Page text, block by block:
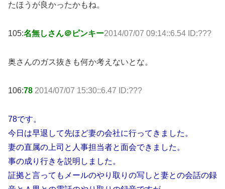
たほうが良かったかもね。
105:名無しさん＠ピンキー2014/07/07 09:14::6.54 ID:???
奥さんのガス抜きも何か考えないとな。
106:78 2014/07/07 15:30::6.47 ID:???
78です。
今日は早退して先ほど妻の会社に行ってきました。
妻の直属の上司と人事担当者と面会できました。
事の成り行きを説明しました。
証拠と言ってもメールのやり取りの写しと妻との会話の録